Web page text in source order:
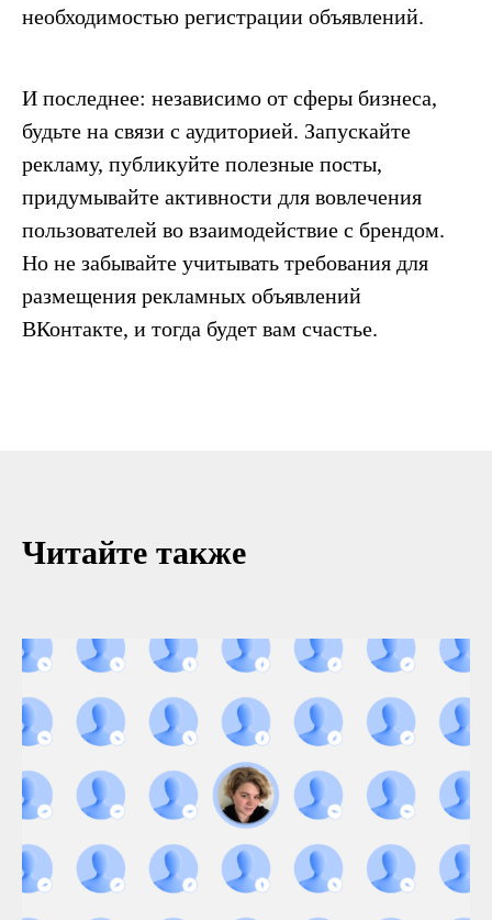
необходимостью регистрации объявлений.
И последнее: независимо от сферы бизнеса,
будьте на связи с аудиторией. Запускайте
рекламу, публикуйте полезные посты,
придумывайте активности для вовлечения
пользователей во взаимодействие с брендом.
Но не забывайте учитывать требования для
размещения рекламных объявлений
ВКонтакте, и тогда будет вам счастье.
Читайте также